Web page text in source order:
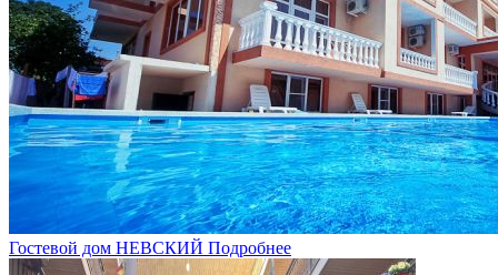
Гостевой дом НЕВСКИЙ Подробнее